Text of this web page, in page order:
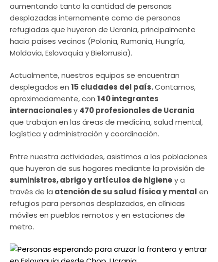
aumentando tanto la cantidad de personas
desplazadas internamente como de personas
refugiadas que huyeron de Ucrania, principalmente
hacia países vecinos (Polonia, Rumania, Hungría,
Moldavia, Eslovaquia y Bielorrusia).
Actualmente, nuestros equipos se encuentran
desplegados en 15 ciudades del país.Contamos,
aproximadamente, con 140 integrantes
internacionalesy 470 profesionales de Ucrania
que trabajan en las áreas de medicina, salud mental,
logística y administración y coordinación.
Entre nuestra actividades, asistimos a las poblaciones
que huyeron de sus hogares mediante la provisión de
suministros, abrigo y artículos de higieney a
través de la atención de su salud física y mental en
refugios para personas desplazadas, en clínicas
móviles en pueblos remotos y en estaciones de
metro.​​​